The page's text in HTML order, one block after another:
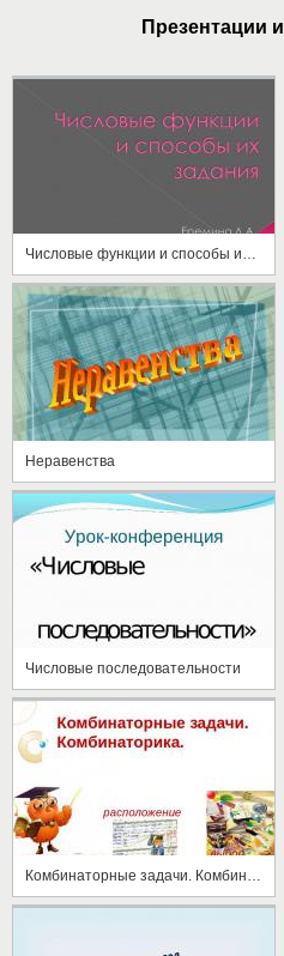
Презентации
Неравенства
Числовые последовательности